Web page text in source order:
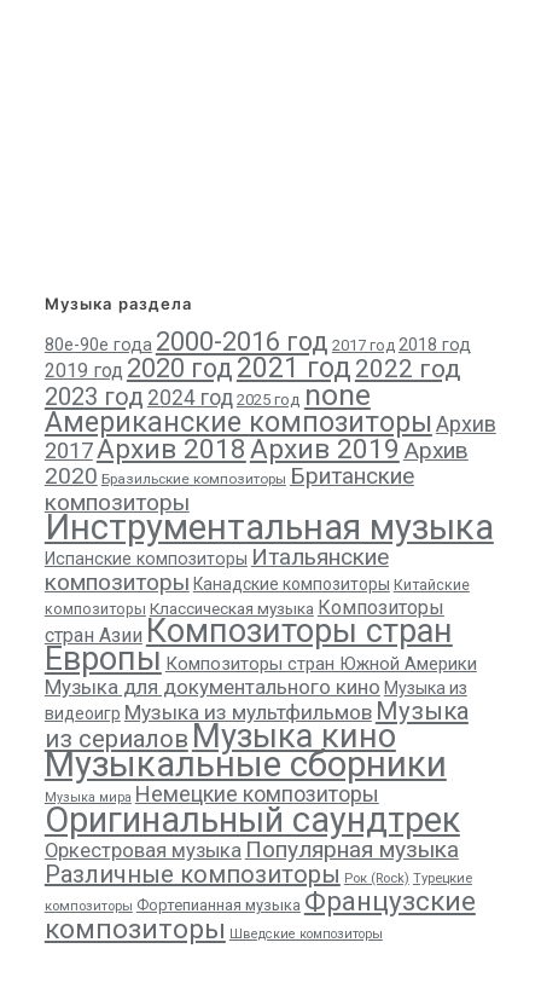
Музыка раздела
80е-90е года 2000-2016 год 2017 год 2018 год
2019 год 2020 год 2021 год 2022 год
2023 год 2024 год 2025 год none
Американские композиторы Архив
2017Архив 2018Архив 2019 Архив
2020 Бразильские композиторы Британские
композиторы
Инструментальная музыка
Испанские композиторы Итальянские
композиторы Канадские композиторы Китайские
композиторы Классическая музыка Композиторы
стран Азии Композиторы стран
Европы Композиторы стран Южной Америки
Музыка для документального кино Музыка из
видеоигр Музыка из мультфильмов Музыка
из сериалов Музыка кино
Музыкальные сборники
Музыка мира Немецкие композиторы
Оригинальный саундтрек
Оркестровая музыка Популярная музыка
Различные композиторы Рок (Rock) Турецкие
композиторы Фортепианная музыка Французские
композиторы Шведские композиторы